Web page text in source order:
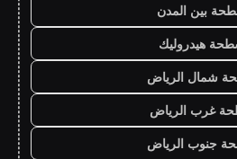
بين المدن
هيدروليك
شمال الرياض
غرب الرياض
جنوب الرياض